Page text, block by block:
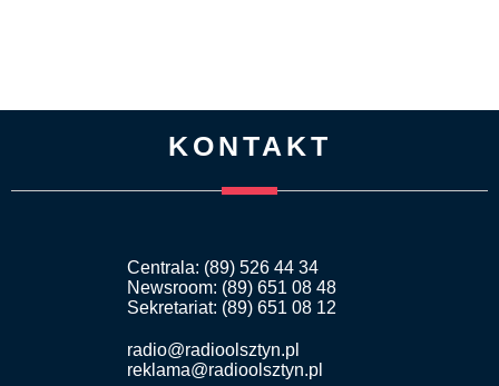
KONTAKT
Centrala: (89) 526 44 34
Newsroom: (89) 651 08 48
Sekretariat: (89) 651 08 12
radio@radioolsztyn.pl
reklama@radioolsztyn.pl